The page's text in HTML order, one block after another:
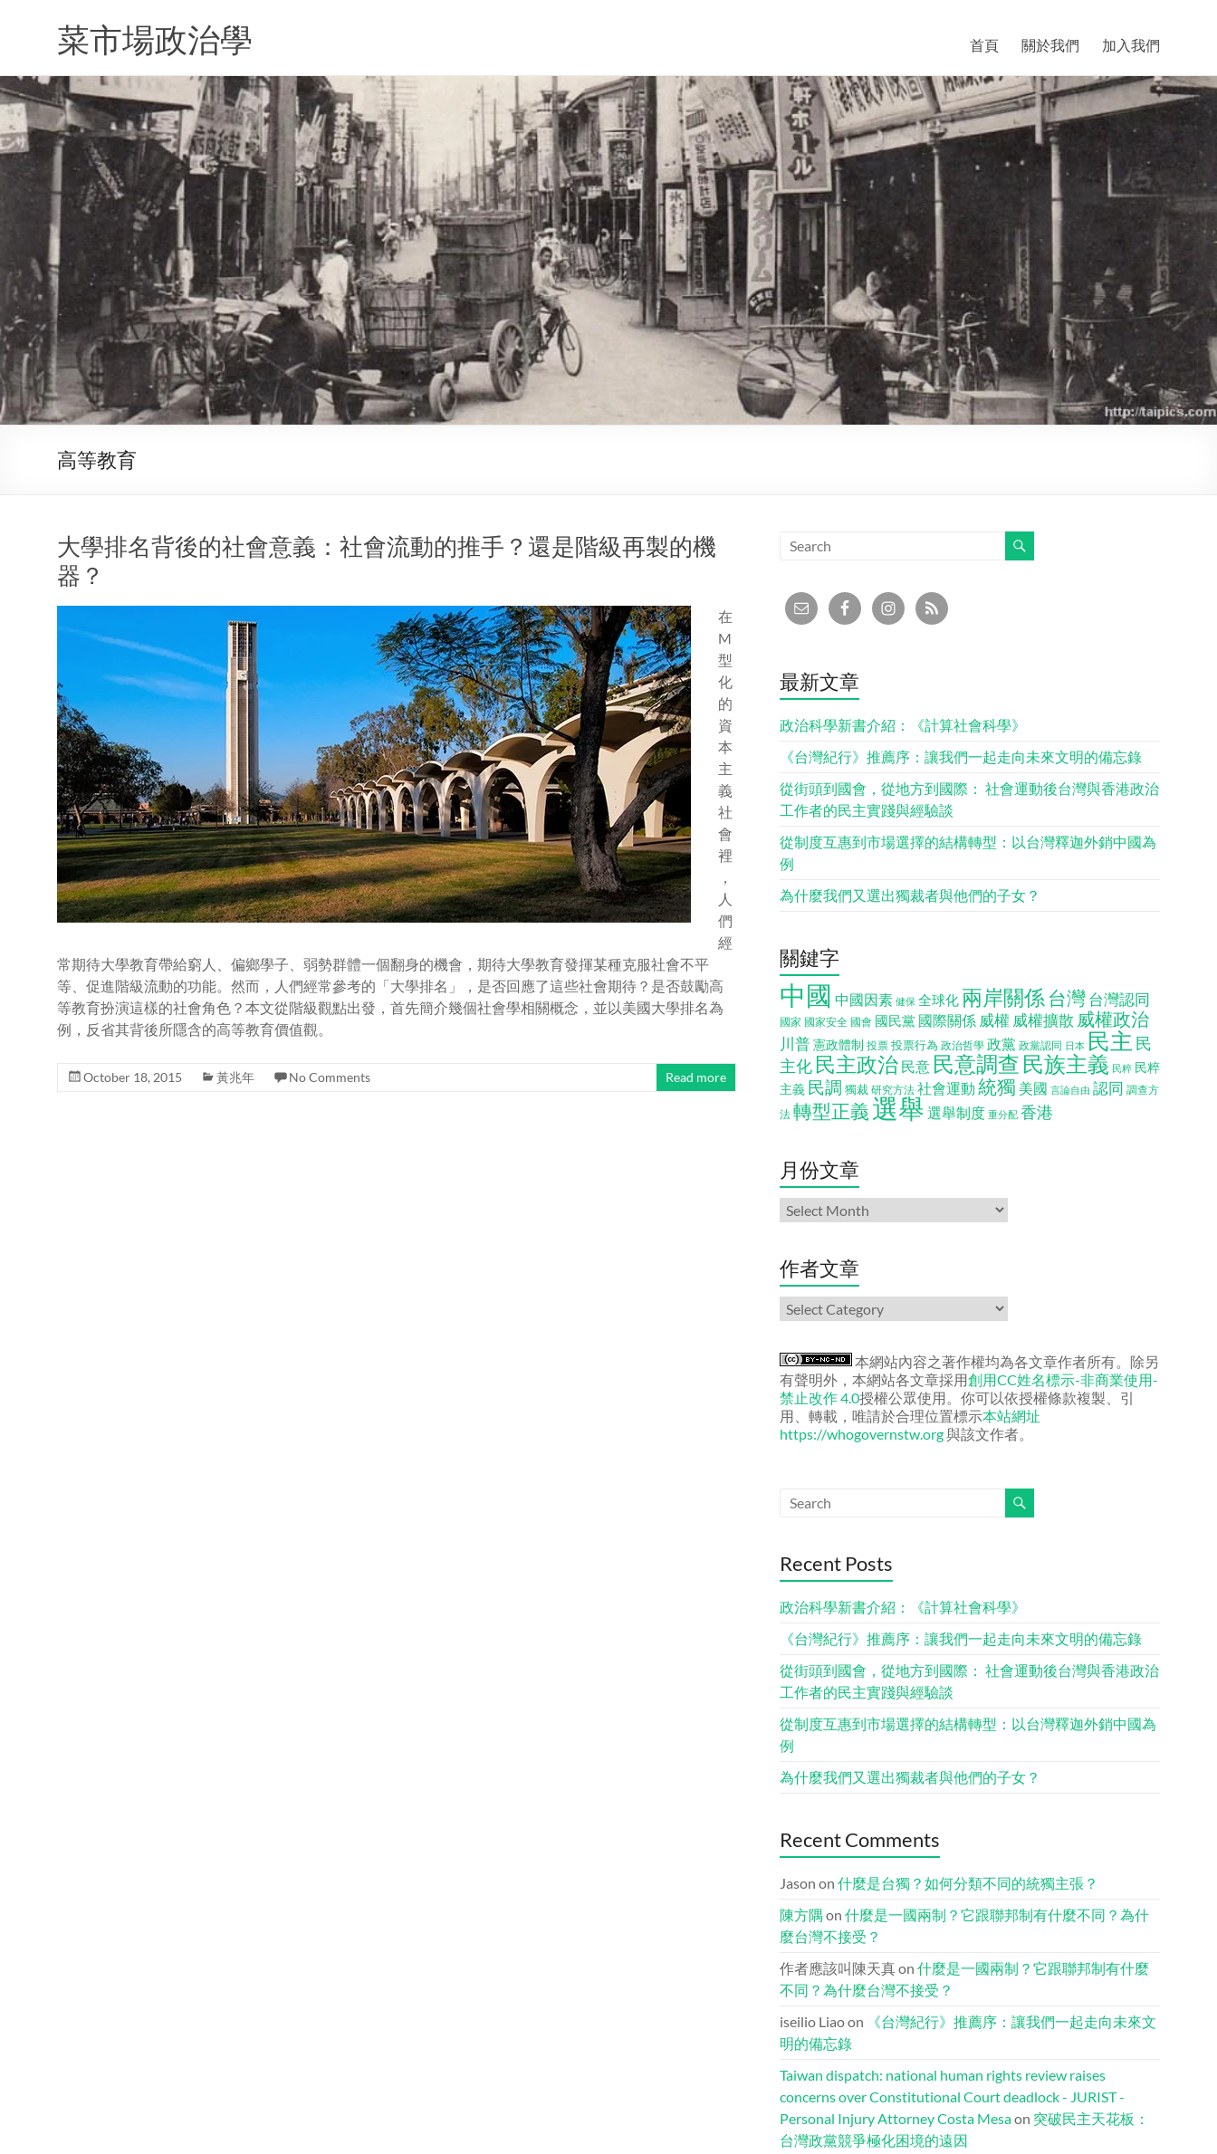
菜市場政治學 首頁 關於我們 加入我們
高等教育
大學排名背後的社會意義：社會流動的推手？還是階級再製的機
器？
在
M
型
化
的
資
本
主
義
社
會
裡
人
們
經
常期待大學教育帶給窮人、偏鄉學子、弱勢群體一個翻身的機會，期待大學教育發揮某種克服社會不平
等、促進階級流動的功能。然而，人們經常參考的「大學排名」，是否回應了這些社會期待？是否鼓勵高
等教育扮演這樣的社會角色？本文從階級觀點出發，首先簡介幾個社會學相關概念，並以美國大學排名為
例，反省其背後所隱含的高等教育價值觀。
October 18, 2015 黃兆年 No Comments Read more
最新文章
政治科學新書介紹：《計算社會科學》
《台灣紀行》推薦序：讓我們一起走向未來文明的備忘錄
從街頭到國會，從地方到國際： 社會運動後台灣與香港政治
工作者的民主實踐與經驗談
從制度互惠到市場選擇的結構轉型：以台灣釋迦外銷中國為
例
為什麼我們又選出獨裁者與他們的子女？
關鍵字
中國 中國因素 健保 全球化 兩岸關係 台灣台灣認同
國家 國家安全 國會 國民黨 國際關係 威權 威權擴散 威權政治
川普憲政體制 投票 投票行為 政治哲學 政黨 政黨認同 日本 民主 民
主化 民主政治 民意 民意調查 民族主義 民粹 民粹
主義 民調 獨裁 研究方法 社會運動 統獨 美國 言論自由 認同 調查方
法 轉型正義 選舉 選舉制度 重分配 香港
月份文章
月
份
章
作者文章
作
者
章
本網站內容之著作權均為各文章作者所有。除另
有聲明外，本網站各文章採用創用CC姓名標示-非商業使用-
禁止改作 4.0授權公眾使用。你可以依授權條款複製、引
用、轉載，唯請於合理位置標示本站網址
https://whogovernstw.org與該文作者。
Recent Posts
政治科學新書介紹：《計算社會科學》
《台灣紀行》推薦序：讓我們一起走向未來文明的備忘錄
從街頭到國會，從地方到國際： 社會運動後台灣與香港政治
工作者的民主實踐與經驗談
從制度互惠到市場選擇的結構轉型：以台灣釋迦外銷中國為
例
為什麼我們又選出獨裁者與他們的子女？
Recent Comments
Jason on 什麼是台獨？如何分類不同的統獨主張？
陳方隅 on 什麼是一國兩制？它跟聯邦制有什麼不同？為什
麼台灣不接受？
作者應該叫陳天真 on 什麼是一國兩制？它跟聯邦制有什麼
不同？為什麼台灣不接受？
iseilio Liaoon
《台灣紀行》推薦序：讓我們一起走向未來文
明的備忘錄
Taiwan dispatch: national human rights review raises
concerns over Constitutional Court deadlock - JURIST -
Personal Injury Attorney Costa Mesaon 突破民主天花板：
台灣政黨競爭極化困境的遠因